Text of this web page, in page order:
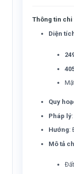
Thông tin chi
Diện
Quy
Pháp lý
Hướng:
Mô tả